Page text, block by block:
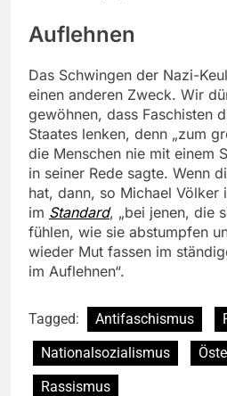
Auflehnen
Das Schwingen der Nazi-
einen anderen Zweck. Wir
gewöhnen, dass Faschisten
Staates lenken, denn „zum
die Menschen nie mit einem
in seiner Rede sagte. Wenn
hat, dann, so Michael Völker
im Standard, „bei jenen, die
fühlen, wie sie abstumpfen
wieder Mut fassen im
im Auflehnen“.
Tagged: Antifaschismus
Nationalsozialismus
Rassismus